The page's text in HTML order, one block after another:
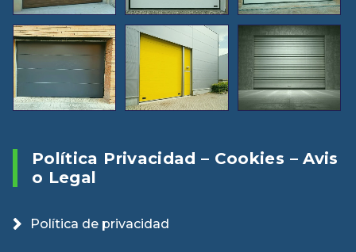
Política Privacidad – Cookies – Avis
O Legal
Política de privacidad